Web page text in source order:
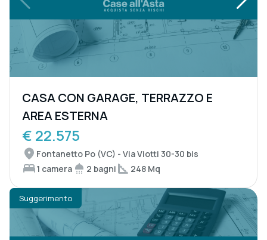
CASA CON GARAGE, TERRAZZO E
AREA ESTERNA
€ 22.575
Fontanetto Po (VC) - Via Viotti 30-30 bis
1 camera
2 bagni 248 Mq
Suggerimento